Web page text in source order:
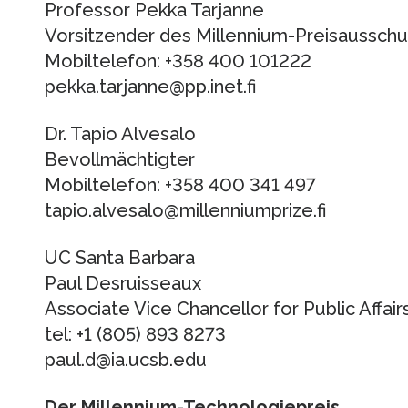
Professor Pekka Tarjanne
Vorsitzender des Millennium-
Mobiltelefon: +358 400 101222
pekka.tarjanne@pp.inet.fi
Dr. Tapio Alvesalo
Bevollmächtigter
Mobiltelefon: +358 400 341 497
tapio.alvesalo@millenniumprize.fi
UC Santa Barbara
Paul Desruisseaux
Associate Vice Chancellor for Public
tel: +1 (805) 893 8273
paul.d@ia.ucsb.edu